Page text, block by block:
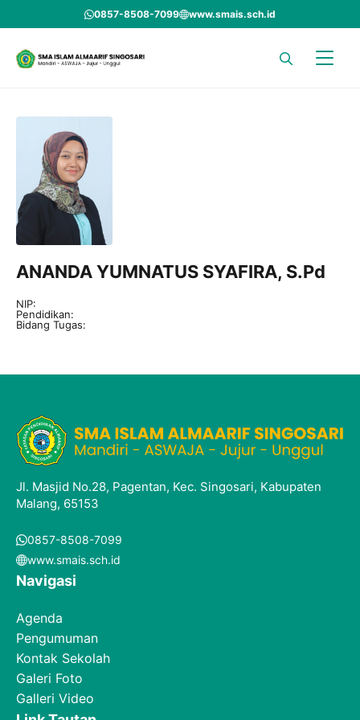
to
content
0857-8508-7099 www.smais.sch.id
ANANDA YUMNATUS SYAFIRA, S.Pd
NIP:
Pendidikan:
Bidang Tugas:
Jl. Masjid No.28, Pagentan, Kec. Singosari, Kabupaten
Malang, 65153
0857-8508-7099
www.smais.sch.id
Navigasi
Agenda
Pengumuman
Kontak Sekolah
Galeri Foto
Galleri Video